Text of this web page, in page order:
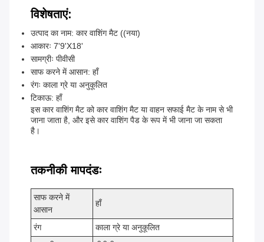
विशेषताएं:
उत्पाद का नाम: कार वाशिंग मैट ((नया)
आकारः 7'9'X18'
सामग्रीः पीवीसी
साफ करने में आसान: हाँ
रंगः काला ग्रे या अनुकूलित
टिकाऊ: हाँ
इस कार वाशिंग मैट को कार वाशिंग मैट या वाहन सफाई मैट के नाम से भी
जाना जाता है, और इसे कार वाशिंग पैड के रूप में भी जाना जा सकता
है।
तकनीकी मापदंडः
साफ करने में
आसान
हाँ
रंग
काला ग्रे या अनुकूलित